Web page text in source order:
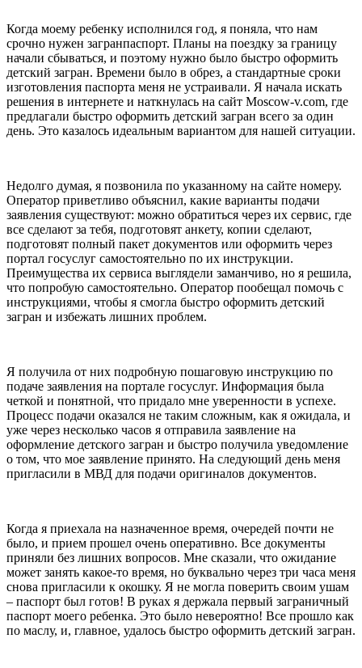
Когда моему ребенку исполнился год, я поняла, что нам
срочно нужен загранпаспорт. Планы на поездку за границу
начали сбываться, и поэтому нужно было быстро оформить
детский загран. Времени было в обрез, а стандартные сроки
изготовления паспорта меня не устраивали. Я начала искать
решения в интернете и наткнулась на сайт Moscow-v.com, где
предлагали быстро оформить детский загран всего за один
день. Это казалось идеальным вариантом для нашей ситуации.
Недолго думая, я позвонила по указанному на сайте номеру.
Оператор приветливо объяснил, какие варианты подачи
заявления существуют: можно обратиться через их сервис, где
все сделают за тебя, подготовят анкету, копии сделают,
подготовят полный пакет документов или оформить через
портал госуслуг самостоятельно по их инструкции.
Преимущества их сервиса выглядели заманчиво, но я решила,
что попробую самостоятельно. Оператор пообещал помочь с
инструкциями, чтобы я смогла быстро оформить детский
загран и избежать лишних проблем.
Я получила от них подробную пошаговую инструкцию по
подаче заявления на портале госуслуг. Информация была
четкой и понятной, что придало мне уверенности в успехе.
Процесс подачи оказался не таким сложным, как я ожидала, и
уже через несколько часов я отправила заявление на
оформление детского загран и быстро получила уведомление
о том, что мое заявление принято. На следующий день меня
пригласили в МВД для подачи оригиналов документов.
Когда я приехала на назначенное время, очередей почти не
было, и прием прошел очень оперативно. Все документы
приняли без лишних вопросов. Мне сказали, что ожидание
может занять какое-то время, но буквально через три часа меня
снова пригласили к окошку. Я не могла поверить своим ушам
– паспорт был готов! В руках я держала первый заграничный
паспорт моего ребенка. Это было невероятно! Все прошло как
по маслу, и, главное, удалось быстро оформить детский загран.